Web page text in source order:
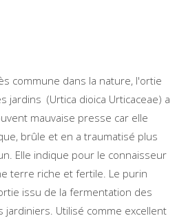
commune dans la nature, l'ortie
jardins (Urtica dioica Urticaceae) a
mauvaise presse car elle
brûle et en a traumatisé plus
Elle indique pour le connaisseur
terre riche et fertile. Le purin
issu de la fermentation des
Utilisé comme excellent